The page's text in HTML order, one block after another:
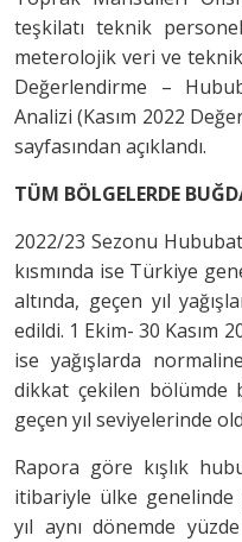
teşkilatı teknik
meterolojik veri ve teknik
Değerlendirme –
Analizi (Kasım 2022
sayfasından açıklandı.
TÜM BÖLGELERDE
2022/23 Sezonu
kısmında ise Türkiye
altında, geçen yıl
edildi. 1 Ekim- 30 Kasım
ise yağışlarda
dikkat çekilen bölümde
geçen yıl seviyelerinde
Rapora göre kışlık
itibariyle ülke genelinde
yıl aynı dönemde